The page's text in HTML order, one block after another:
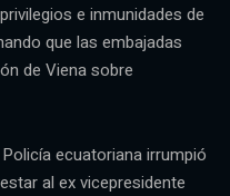
e inmunidades de
que las embajadas
de Viena sobre
ecuatoriana irrumpió
al ex vicepresidente